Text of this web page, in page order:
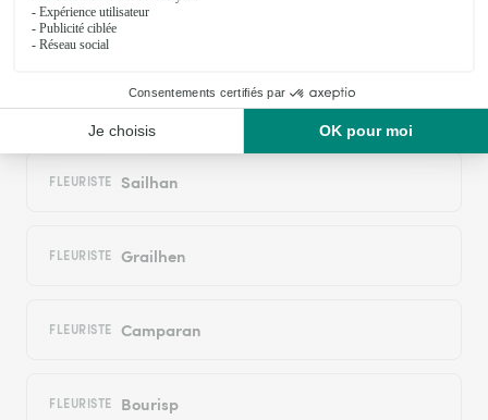
FLEURISTE
FLEURISTE Estensan
FLEURISTE Sailhan
FLEURISTE Grailhen
FLEURISTE Camparan
FLEURISTE Bourisp